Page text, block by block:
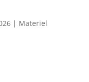
| Materiel